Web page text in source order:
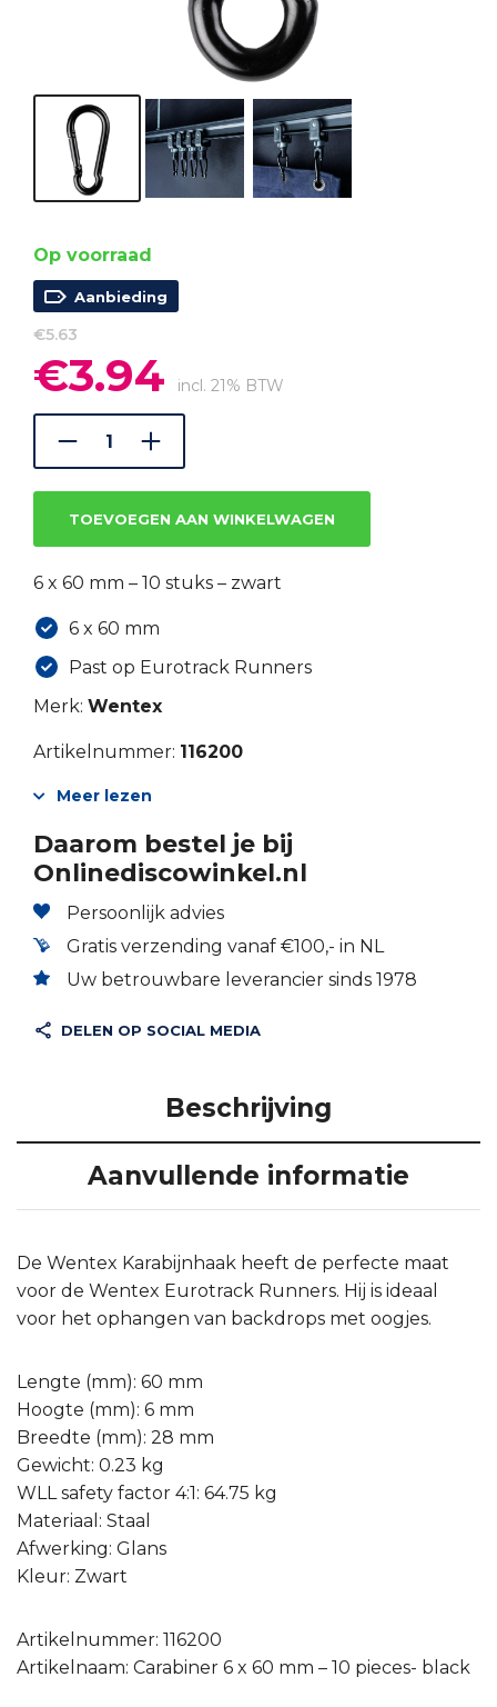
Op voorraad
Aanbieding
€5.63
Oorspronkelijke
prijs
was:
€5.63.
€3.94 prijs
is:
incl. 21% BTW
TOEVOEGEN AAN WINKELWAGEN
6 x 60 mm – 10 stuks – zwart
6 x 60 mm
Past op Eurotrack Runners
Merk: Wentex
Artikelnummer: 116200
Meer lezen
Daarom bestel je bij
Onlinediscowinkel.nl
Persoonlijk advies
Gratis verzending vanaf €100,- in NL
Uw betrouwbare leverancier sinds 1978
DELEN OP SOCIAL MEDIA
Beschrijving
Aanvullende informatie
De Wentex Karabijnhaak heeft de perfecte maat
voor de Wentex Eurotrack Runners. Hij is ideaal
voor het ophangen van backdrops met oogjes.
Lengte (mm): 60 mm
Hoogte (mm): 6 mm
Breedte (mm): 28 mm
Gewicht: 0.23 kg
WLL safety factor 4:1: 64.75 kg
Materiaal: Staal
Afwerking: Glans
Kleur: Zwart
Artikelnummer: 116200
Artikelnaam: Carabiner 6 x 60 mm – 10 pieces- black